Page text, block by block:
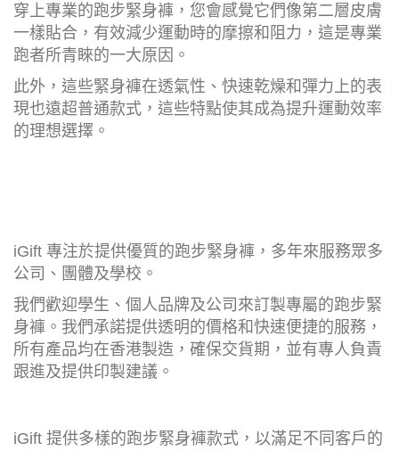
穿上專業的跑步緊身褲，您會感覺它們像第二層皮膚
一樣貼合，有效減少運動時的摩擦和阻力，這是專業
跑者所青睞的一大原因。
此外，這些緊身褲在透氣性、快速乾燥和彈力上的表
現也遠超普通款式，這些特點使其成為提升運動效率
的理想選擇。
iGift 專注於提供優質的跑步緊身褲，多年來服務眾多
公司、團體及學校。
我們歡迎學生、個人品牌及公司來訂製專屬的跑步緊
身褲。我們承諾提供透明的價格和快速便捷的服務，
所有產品均在香港製造，確保交貨期，並有專人負責
跟進及提供印製建議。
iGift 提供多樣的跑步緊身褲款式，以滿足不同客戶的